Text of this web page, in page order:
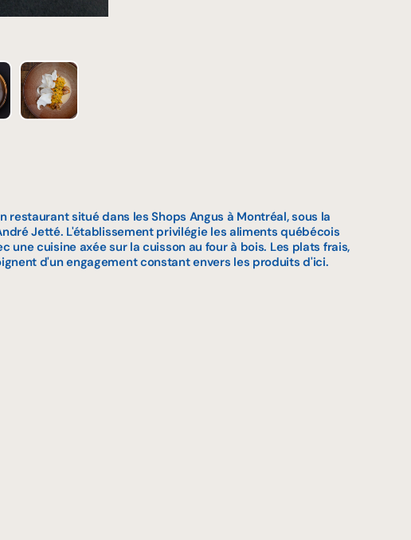
restaurant situé dans les Shops Angus à Montréal, sous la
Jetté. L'établissement privilégie les aliments québécois
une cuisine axée sur la cuisson au four à bois. Les plats frais,
d'un engagement constant envers les produits d'ici.